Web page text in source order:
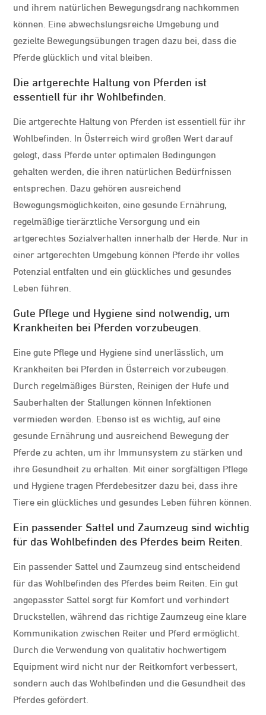
und ihrem natürlichen Bewegungsdrang nachkommen
können. Eine abwechslungsreiche Umgebung und
gezielte Bewegungsübungen tragen dazu bei, dass die
Pferde glücklich und vital bleiben.
Die artgerechte Haltung von Pferden ist
essentiell für ihr Wohlbefinden.
Die artgerechte Haltung von Pferden ist essentiell für ihr
Wohlbefinden. In Österreich wird großen Wert darauf
gelegt, dass Pferde unter optimalen Bedingungen
gehalten werden, die ihren natürlichen Bedürfnissen
entsprechen. Dazu gehören ausreichend
Bewegungsmöglichkeiten, eine gesunde Ernährung,
regelmäßige tierärztliche Versorgung und ein
artgerechtes Sozialverhalten innerhalb der Herde. Nur in
einer artgerechten Umgebung können Pferde ihr volles
Potenzial entfalten und ein glückliches und gesundes
Leben führen.
Gute Pflege und Hygiene sind notwendig, um
Krankheiten bei Pferden vorzubeugen.
Eine gute Pflege und Hygiene sind unerlässlich, um
Krankheiten bei Pferden in Österreich vorzubeugen.
Durch regelmäßiges Bürsten, Reinigen der Hufe und
Sauberhalten der Stallungen können Infektionen
vermieden werden. Ebenso ist es wichtig, auf eine
gesunde Ernährung und ausreichend Bewegung der
Pferde zu achten, um ihr Immunsystem zu stärken und
ihre Gesundheit zu erhalten. Mit einer sorgfältigen Pflege
und Hygiene tragen Pferdebesitzer dazu bei, dass ihre
Tiere ein glückliches und gesundes Leben führen können.
Ein passender Sattel und Zaumzeug sind wichtig
für das Wohlbefinden des Pferdes beim Reiten.
Ein passender Sattel und Zaumzeug sind entscheidend
für das Wohlbefinden des Pferdes beim Reiten. Ein gut
angepasster Sattel sorgt für Komfort und verhindert
Druckstellen, während das richtige Zaumzeug eine klare
Kommunikation zwischen Reiter und Pferd ermöglicht.
Durch die Verwendung von qualitativ hochwertigem
Equipment wird nicht nur der Reitkomfort verbessert,
sondern auch das Wohlbefinden und die Gesundheit des
Pferdes gefördert.